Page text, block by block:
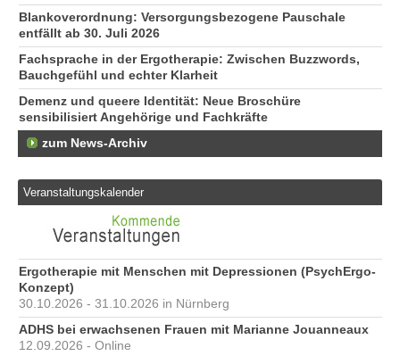
Blankoverordnung: Versorgungsbezogene Pauschale
entfällt ab 30. Juli 2026
Fachsprache in der Ergotherapie: Zwischen Buzzwords,
Bauchgefühl und echter Klarheit
Demenz und queere Identität: Neue Broschüre
sensibilisiert Angehörige und Fachkräfte
zum News-Archiv
Veranstaltungskalender
Ergotherapie mit Menschen mit Depressionen (PsychErgo-
Konzept)
30.10.2026 - 31.10.2026 in Nürnberg
ADHS bei erwachsenen Frauen mit Marianne Jouanneaux
12.09.2026 - Online